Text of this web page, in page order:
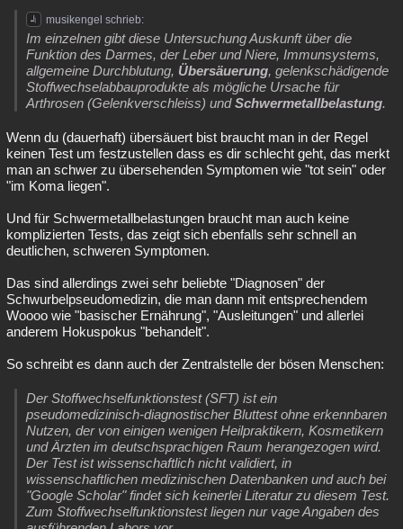
musikengel schrieb:
Im einzelnen gibt diese Untersuchung Auskunft über die
Funktion des Darmes, der Leber und Niere, Immunsystems,
allgemeine Durchblutung, Übersäuerung, gelenkschädigende
Stoffwechselabbauprodukte als mögliche Ursache für
Arthrosen (Gelenkverschleiss) undSchwermetallbelastung.
Wenn du (dauerhaft) übersäuert bist braucht man in der Regel
keinen Test um festzustellen dass es dir schlecht geht, das merkt
man an schwer zu übersehenden Symptomen wie "tot sein" oder
"im Koma liegen".
Und für Schwermetallbelastungen braucht man auch keine
komplizierten Tests, das zeigt sich ebenfalls sehr schnell an
deutlichen, schweren Symptomen.
Das sind allerdings zwei sehr beliebte "Diagnosen" der
Schwurbelpseudomedizin, die man dann mit entsprechendem
Woooo wie "basischer Ernährung", "Ausleitungen" und allerlei
anderem Hokuspokus "behandelt".
So schreibt es dann auch der Zentralstelle der bösen Menschen:
Der Stoffwechselfunktionstest (SFT) ist ein
pseudomedizinisch-diagnostischer Bluttest ohne erkennbaren
Nutzen, der von einigen wenigen Heilpraktikern, Kosmetikern
und Ärzten im deutschsprachigen Raum herangezogen wird.
Der Test ist wissenschaftlich nicht validiert, in
wissenschaftlichen medizinischen Datenbanken und auch bei
"Google Scholar" findet sich keinerlei Literatur zu diesem Test.
Zum Stoffwechselfunktionstest liegen nur vage Angaben des